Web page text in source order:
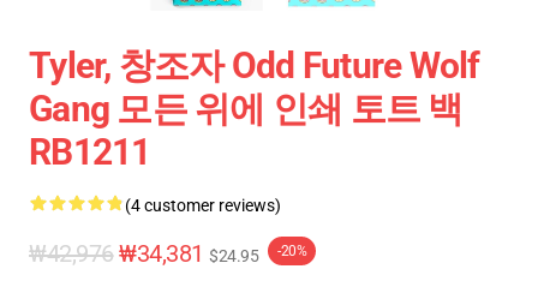
Tyler, 창조자 Odd Future Wolf
Gang 모든 위에 인쇄 토트 백
RB1211
(4 customer reviews)
₩42,976₩34,381 $24.95 -20%